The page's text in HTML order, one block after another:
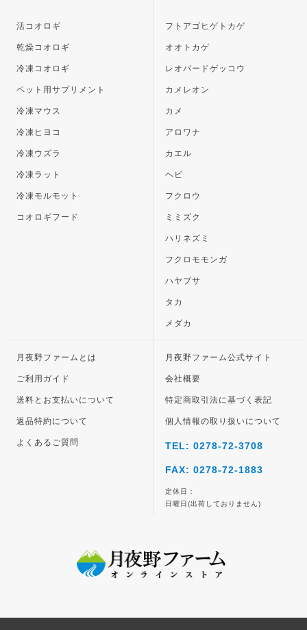
活コオロギ
乾燥コオロギ
冷凍コオロギ
ペット用サプリメント
冷凍マウス
冷凍ヒヨコ
冷凍ウズラ
冷凍ラット
冷凍モルモット
コオロギフード
フトアゴヒゲトカゲ
オオトカゲ
レオパードゲッコウ
カメレオン
カメ
アロワナ
カエル
ヘビ
フクロウ
ミミズク
ハリネズミ
フクロモモンガ
ハヤブサ
タカ
メダカ
月夜野ファームとは
ご利用ガイド
送料とお支払いについて
返品特約について
よくあるご質問
月夜野ファーム公式サイト
会社概要
特定商取引法に基づく表記
個人情報の取り扱いについて
TEL: 0278-72-3708
FAX: 0278-72-1883
定休日：
日曜日(出荷しておりません)